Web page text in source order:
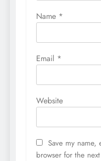
Name *
Email *
Website
Save my
browser for the